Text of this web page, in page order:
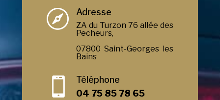
 Adresse
ZA du Turzon 76 allée des
Pecheurs,
07800 Saint-Georges les
Bains

Téléphone
04 75 85 78 65